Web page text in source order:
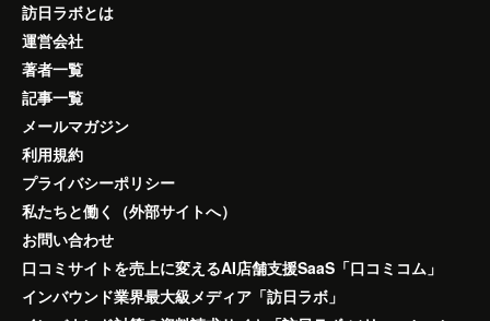
訪日ラボとは
運営会社
著者一覧
記事一覧
メールマガジン
利用規約
プライバシーポリシー
私たちと働く（外部サイトへ）
お問い合わせ
口コミサイトを売上に変えるAI店舗支援SaaS「口コミコム」
インバウンド業界最大級メディア「訪日ラボ」